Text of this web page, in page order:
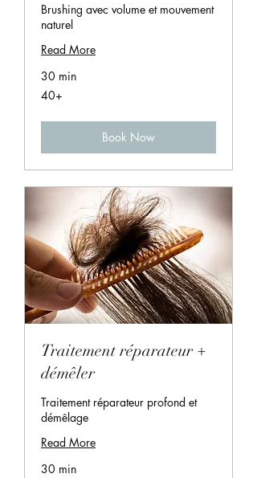
Brushing avec volume et mouvement
naturel
Read More
30 min
40+
40+
Book Now
Traitement réparateur +
démêler
Traitement réparateur profond et
démêlage
Read More
30 min